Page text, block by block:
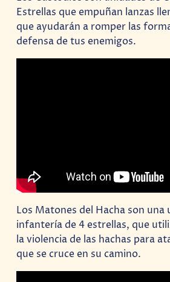
Estrellas que empuñan lanzas
que ayudarán a romper las
defensa de tus enemigos.
Los Matones del Hacha son una
infantería de 4 estrellas, que
la violencia de las hachas para
que se cruce en su camino.